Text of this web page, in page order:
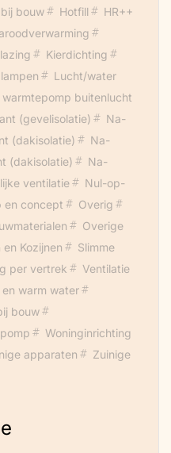
bouw Hotfill
HR++
Kierdichting
Lucht/water
buitenlucht
(gevelisolatie)
Na-
(dakisolatie)
Na-
(dakisolatie)
Na-
ventilatie
Nul-op-
en concept
Overig
Overige
en Kozijnen
Slimme
per vertrek
Ventilatie
warm water
bouw
Woninginrichting
apparaten
Zuinige